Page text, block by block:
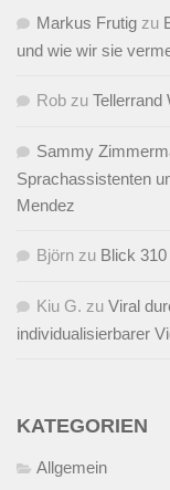
Markus Frutig zu
und wie wir sie
Rob zu Tellerrand
Sammy
Sprachassistenten
Mendez
Björn zu Blick
Kiu G. zu Viral
individualisierbarer
KATEGORIEN
Allgemein